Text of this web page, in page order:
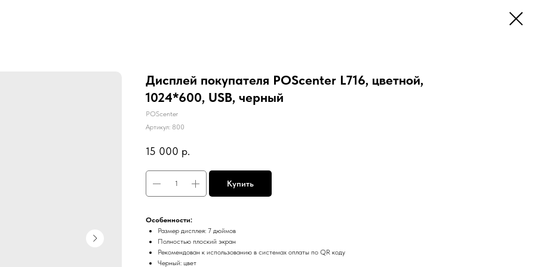
Дисплей покупателя POScenter L716, цветной,
1024*600, USB, черный
POScenter
Артикул: 800
15 000 р.
Купить
Особенности:
Размер дисплея: 7 дюймов
Полностью плоский экран
Рекомендован к использованию в системах оплаты по QR коду
Черный: цвет